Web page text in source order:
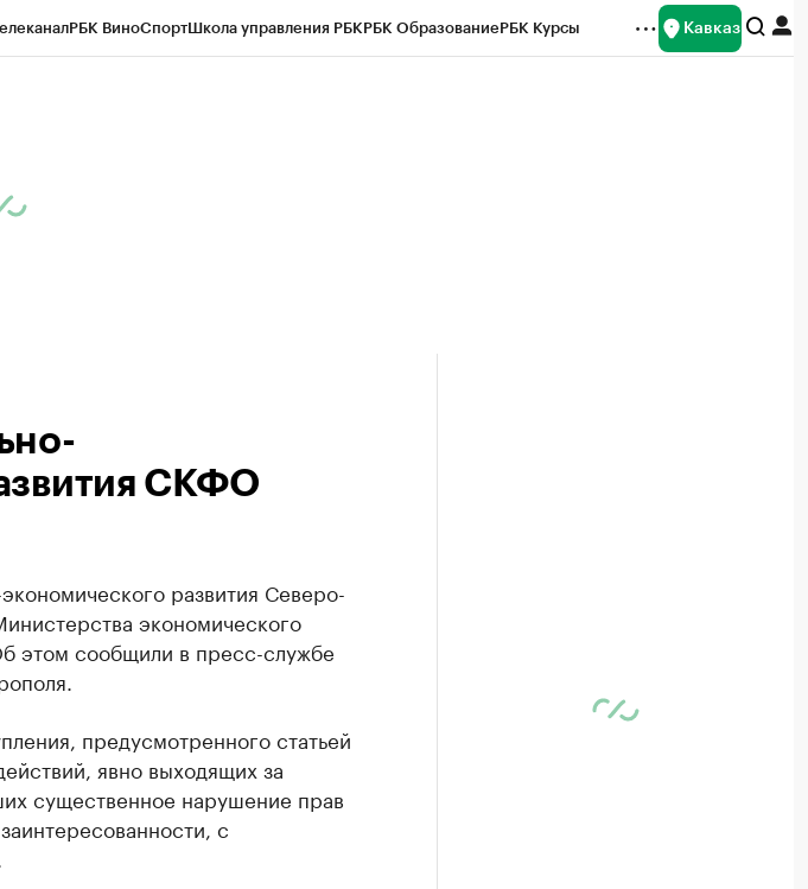
РБК ВиноСпортШкола управления РБКРБК ОбразованиеРБК Курсы Кавказ
СКФО
развития Северо-
экономического
этом сообщили в пресс-службе
предусмотренного статьей
явно выходящих за
существенное нарушение прав
с